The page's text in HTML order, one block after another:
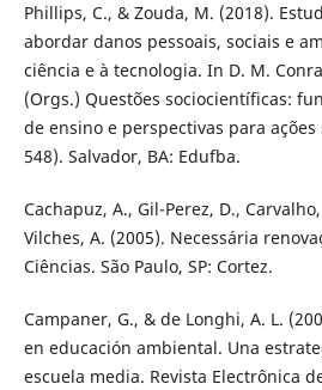
Phillips, C., & Zouda, M. (2018).
abordar danos pessoais, sociais e
ciência e à tecnologia. In D. M.
(Orgs.) Questões sociocientíficas:
de ensino e perspectivas para
548). Salvador, BA: Edufba.
Cachapuz, A., Gil-Perez, D.,
Vilches, A. (2005). Necessária
Ciências. São Paulo, SP: Cortez.
Campaner, G., & de Longhi, A. L.
en educación ambiental. Una
escuela media. Revista Electrônica